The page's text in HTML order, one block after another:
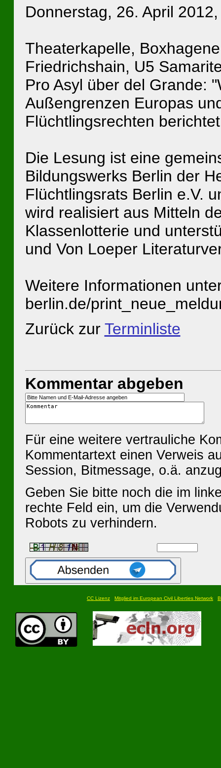
Donnerstag, 26. April
Theaterkapelle,
Friedrichshain, U5
Pro Asyl über del Grande:
Außengrenzen Europas
Flüchtlingsrechten
Die Lesung ist eine
Bildungswerks Berlin der
Flüchtlingsrats Berlin e.V.
wird realisiert aus Mitteln
Klassenlotterie und
und Von Loeper
Weitere Informationen
berlin.de/
Zurück zur Terminliste
Kommentar abgeben
Für eine weitere vertrauliche
Kommentartext einen Verweis
Session, Bitmessage, o.ä.
Geben Sie bitte noch die im
rechte Feld ein, um die
Robots zu verhindern.
CC Lizenz Mitglied im European Civil Liberties Network